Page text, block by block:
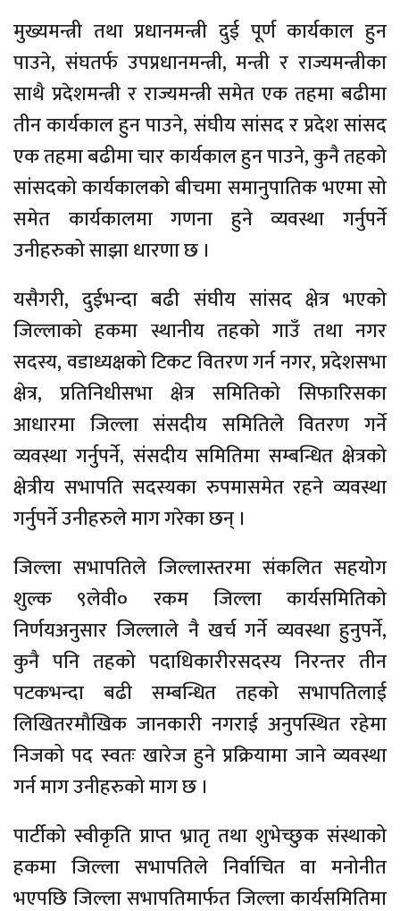
मुख्यमन्त्री तथा प्रधानमन्त्री दुई पूर्ण कार्यकाल हुन
पाउने, संघतर्फ उपप्रधानमन्त्री, मन्त्री र राज्यमन्त्रीका
साथै प्रदेशमन्त्री र राज्यमन्त्री समेत एक तहमा बढीमा
तीन कार्यकाल हुन पाउने, संघीय सांसद र प्रदेश सांसद
एक तहमा बढीमा चार कार्यकाल हुन पाउने, कुनै तहको
सांसदको कार्यकालको बीचमा समानुपातिक भएमा सो
समेत कार्यकालमा गणना हुने व्यवस्था गर्नुपर्ने
उनीहरुको साझा धारणा छ ।
यसैगरी, दुईभन्दा बढी संघीय सांसद क्षेत्र भएको
जिल्लाको हकमा स्थानीय तहको गाउँ तथा नगर
सदस्य, वडाध्यक्षको टिकट वितरण गर्न नगर, प्रदेशसभा
क्षेत्र, प्रतिनिधीसभा क्षेत्र समितिको सिफारिसका
आधारमा जिल्ला संसदीय समितिले वितरण गर्ने
व्यवस्था गर्नुपर्ने, संसदीय समितिमा सम्बन्धित क्षेत्रको
क्षेत्रीय सभापति सदस्यका रुपमासमेत रहने व्यवस्था
गर्नुपर्ने उनीहरुले माग गरेका छन् ।
जिल्ला सभापतिले जिल्लास्तरमा संकलित सहयोग
शुल्क ९लेवी० रकम जिल्ला कार्यसमितिको
निर्णयअनुसार जिल्लाले नै खर्च गर्ने व्यवस्था हुनुपर्ने,
कुनै पनि तहको पदाधिकारीरसदस्य निरन्तर तीन
पटकभन्दा बढी सम्बन्धित तहको सभापतिलाई
लिखितरमौखिक जानकारी नगराई अनुपस्थित रहेमा
निजको पद स्वतः खारेज हुने प्रक्रियामा जाने व्यवस्था
गर्न माग उनीहरुको माग छ ।
पार्टीको स्वीकृति प्राप्त भ्रातृ तथा शुभेच्छुक संस्थाको
हकमा जिल्ला सभापतिले निर्वाचित वा मनोनीत
भएपछि जिल्ला सभापतिमार्फत जिल्ला कार्यसमितिमा